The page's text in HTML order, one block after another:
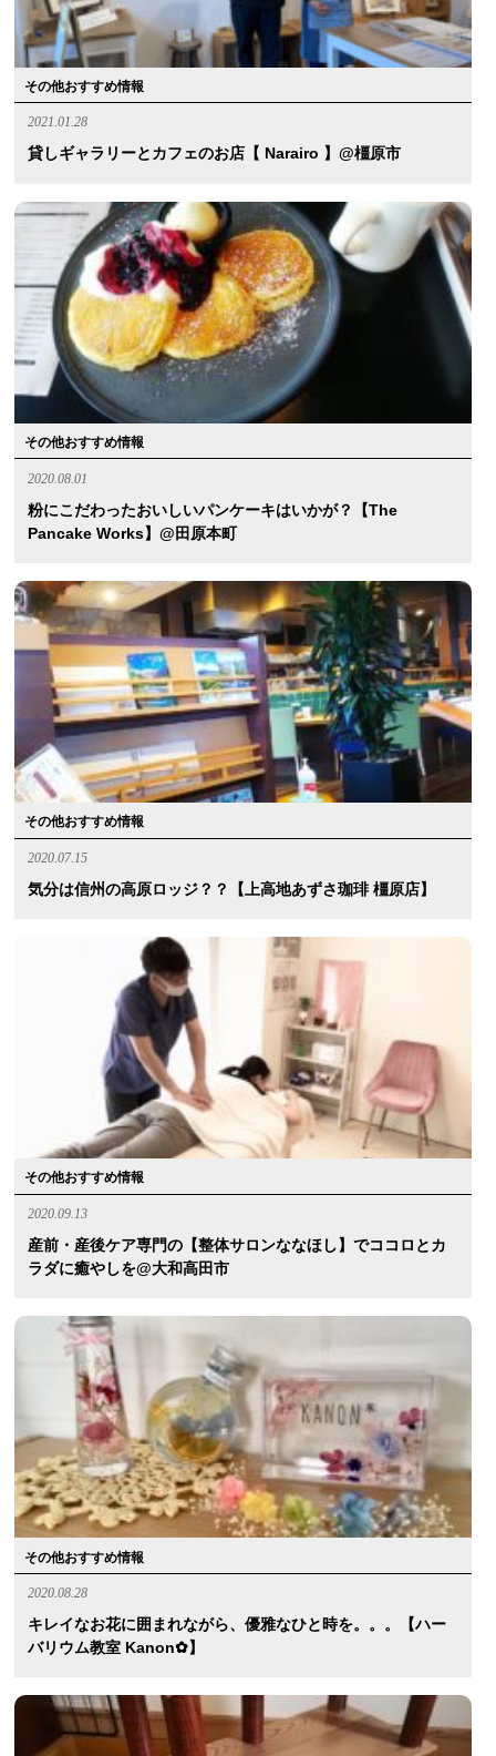
その他おすすめ情報
2021.01.28
貸しギャラリーとカフェのお店【 Narairo 】@橿原市
その他おすすめ情報
2020.08.01
粉にこだわったおいしいパンケーキはいかが？【The
Pancake Works】@田原本町
その他おすすめ情報
2020.07.15
気分は信州の高原ロッジ？？【上高地あずさ珈琲 橿原店】
その他おすすめ情報
2020.09.13
産前・産後ケア専門の【整体サロンななほし】でココロとカ
ラダに癒やしを@大和高田市
その他おすすめ情報
2020.08.28
キレイなお花に囲まれながら、優雅なひと時を。。。【ハー
バリウム教室 Kanon✿】